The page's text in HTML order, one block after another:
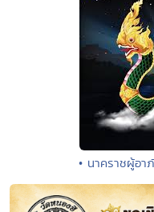
• นาคราชผู้อา